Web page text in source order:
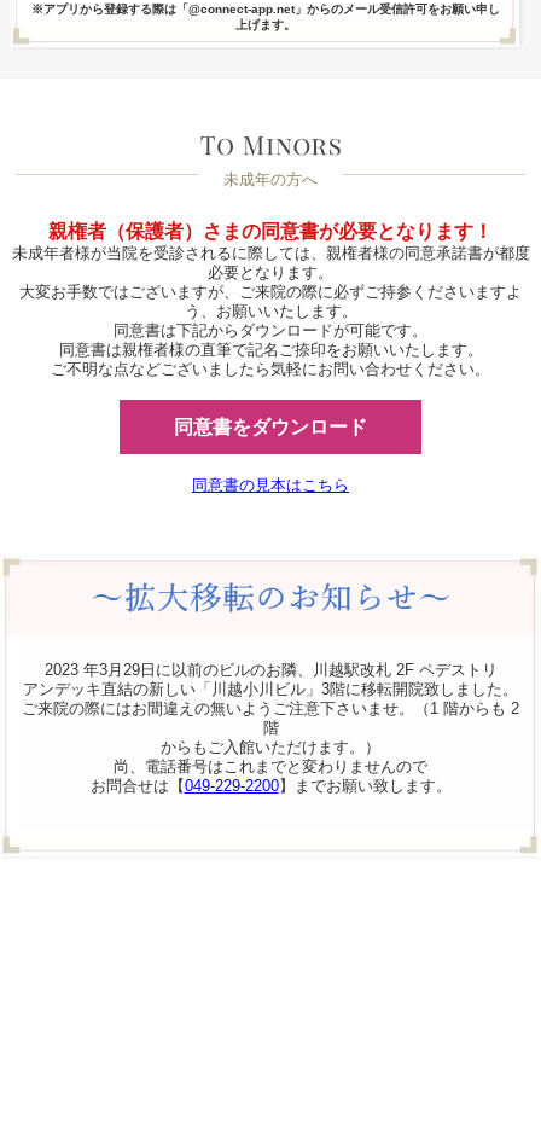
※アプリから登録する際は「@connect-app.net」からのメール受信許可をお願い申し
上げます。
未成年の方へ
親権者（保護者）さまの同意書が必要となります！
未成年者様が当院を受診されるに際しては、親権者様の同意承諾書が都度
必要となります。
大変お手数ではございますが、ご来院の際に必ずご持参くださいますよ
う、お願いいたします。
同意書は下記からダウンロードが可能です。
同意書は親権者様の直筆で記名ご捺印をお願いいたします。
ご不明な点などございましたら気軽にお問い合わせください。
同意書をダウンロード
同意書の見本はこちら
2023 年3月29日に以前のビルのお隣、川越駅改札 2F ペデストリ
アンデッキ直結の新しい「川越小川ビル」3階に移転開院致しました。
ご来院の際にはお間違えの無いようご注意下さいませ。（1 階からも 2
階
からもご入館いただけます。）
尚、電話番号はこれまでと変わりませんので
お問合せは【049-229-2200】までお願い致します。